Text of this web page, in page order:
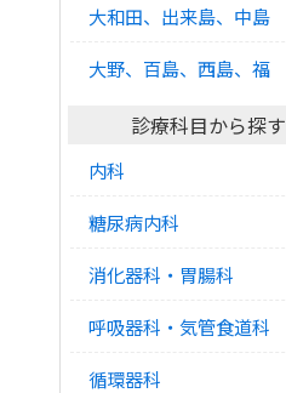
大和田、出来島、中島
大野、百島、西島、福
診療科目から探す
内科
糖尿病内科
消化器科・胃腸科
呼吸器科・気管食道科
循環器科